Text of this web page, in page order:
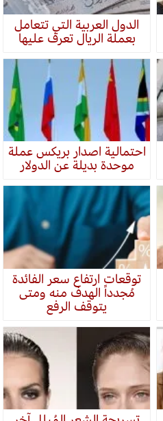
الدول العربية التي تتعامل
بعملة الريال تعرف عليها
احتمالية اصدار بريكس عملة
موحدة بديلة عن الدولار
توقعات ارتفاع سعر الفائدة
مُجدداً الهدف منه ومتى
يتوقف الرفع